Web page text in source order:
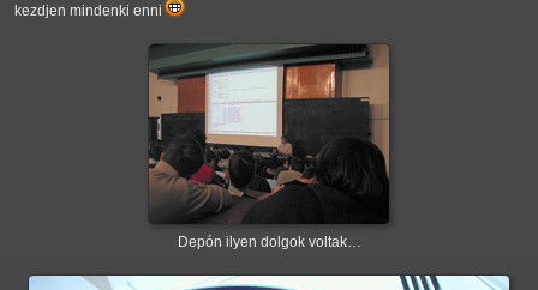
kezdjen mindenki enni
Depón ilyen dolgok voltak…